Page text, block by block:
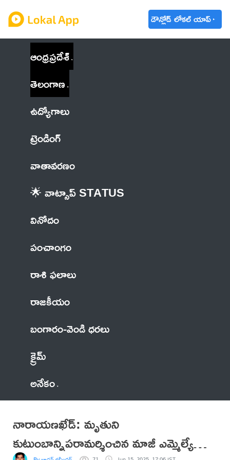
డౌన్లోడ్ లోకల్ యాప్
ఆంధ్రప్రదేశ్
తెలంగాణ
ఉద్యోగాలు
ట్రెండింగ్
వాతావరణం
🌟 వాట్సాప్ STATUS
వినోదం
పంచాంగం
రాశి ఫలాలు
రాజకీయం
బంగారం-వెండి ధరలు
క్రైమ్
అనేకం
నారాయణఖేడ్: మృతుని
కుటుంబాన్నిపరామర్శించిన మాజీ ఎమ్మెల్యే